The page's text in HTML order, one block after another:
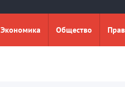
Экономика Общество